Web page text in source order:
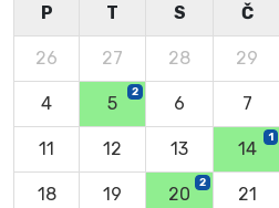
P T S Č
26 27 28 29
4 5
2
6 7
11 12 13 14
1
18 19 20
2
21